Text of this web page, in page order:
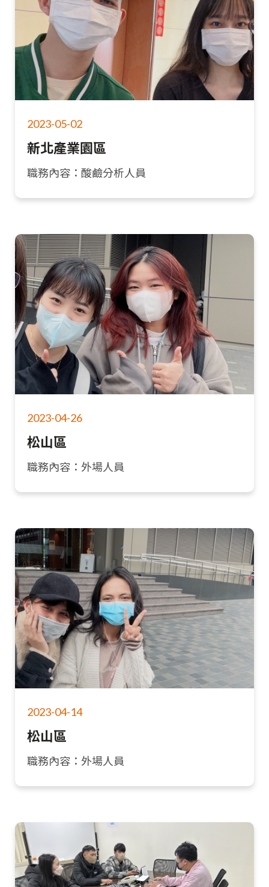
2023-05-02
新北產業園區
職務內容：酸鹼分析人員
2023-04-26
松山區
職務內容：外場人員
2023-04-14
松山區
職務內容：外場人員